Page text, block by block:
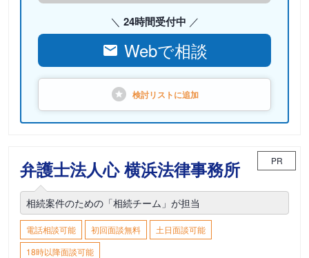
24時間受付中
Webで相談
検討リストに追加
弁護士法人心 横浜法律事務所 PR
相続案件のための「相続チーム」が担当
電話相談可能 初回面談無料
土日面談可能
18時以降面談可能